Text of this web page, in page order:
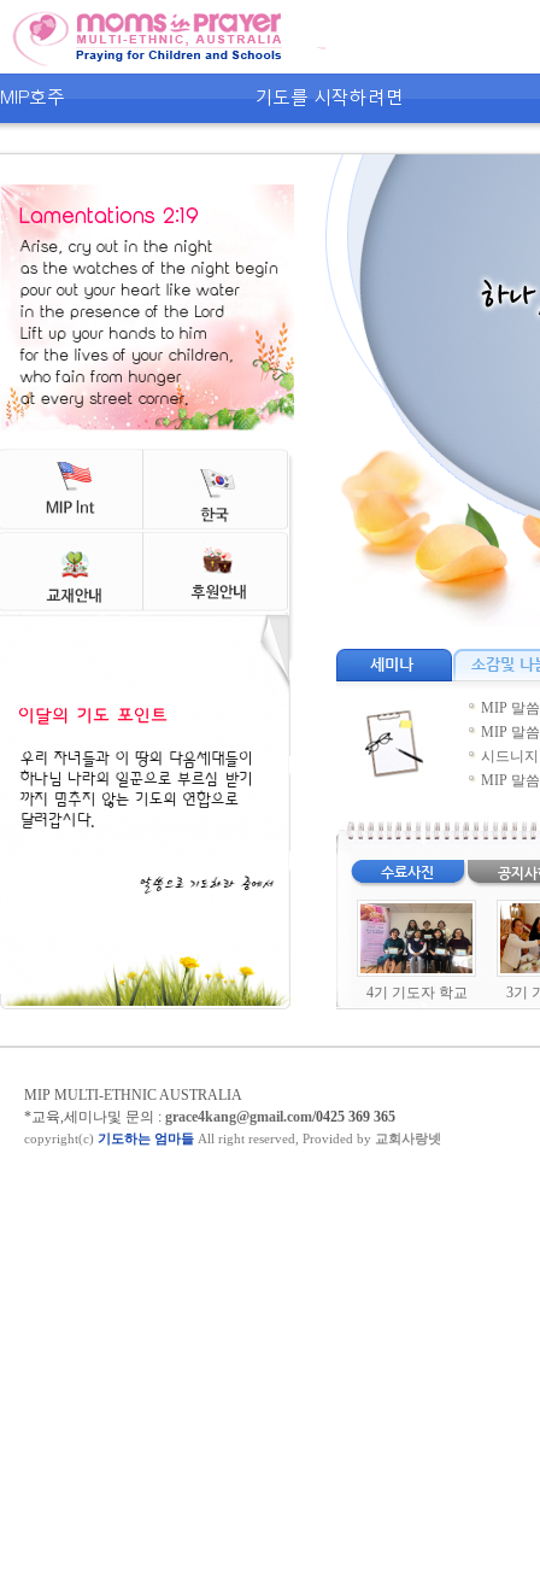
MIP 말
MIP 말
시드니
MIP 말
4기 기도자 학교 3기
MIP MULTI-ETHNIC AUSTRALIA
*교육,세미나및 문의 : grace4kang@gmail.com/0425 369 365
copyright(c) 기도하는 엄마들 All right reserved, Provided by 교회사랑넷